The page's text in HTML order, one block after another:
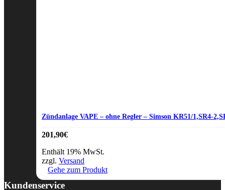
Zündanlage VAPE – ohne Regler – Simson KR51/1,SR4-
201,90€
Enthält 19% MwSt.
zzgl. Versand
Gehe zum Produkt
Kundenservice